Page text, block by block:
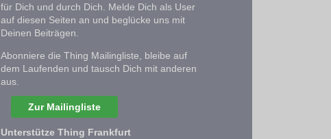
für Dich und durch Dich. Melde Dich als User
auf diesen Seiten an und beglücke uns mit
Deinen Beiträgen.
Abonniere die Thing Mailingliste, bleibe auf
dem Laufenden und tausch Dich mit anderen
aus.
Zur Mailingliste
Unterstütze Thing Frankfurt